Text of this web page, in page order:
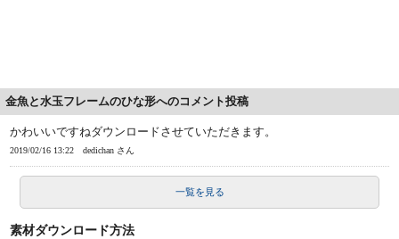
金魚と水玉フレームのひな形へのコメント投稿
かわいいですねダウンロードさせていただきます。
2019/02/16 13:22 dedichan さん
一覧を見る
素材ダウンロード方法